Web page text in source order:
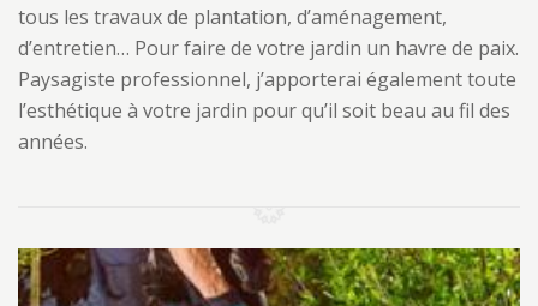
tous les travaux de plantation, d’aménagement,
d’entretien… Pour faire de votre jardin un havre de paix.
Paysagiste professionnel, j’apporterai également toute
l’esthétique à votre jardin pour qu’il soit beau au fil des
années.